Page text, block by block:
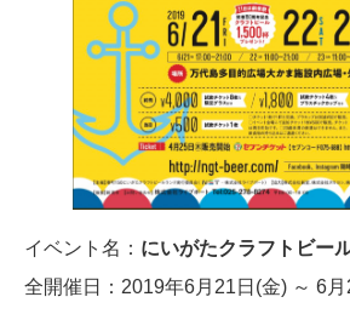
イベント名： にいがたクラフトビー
全開催日：2019年6月21日(金) ～ 6